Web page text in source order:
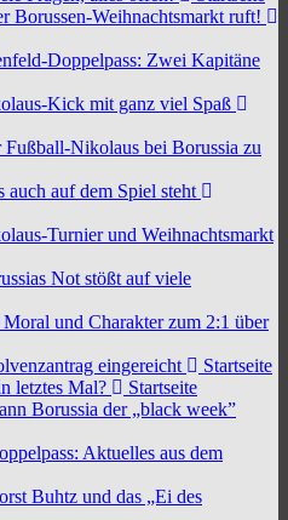
Borussen-Weihnachtsmarkt ruft!
Doppelpass: Zwei Kapitäne
Kick mit ganz viel Spaß
Fußball-Nikolaus bei Borussia zu
auch auf dem Spiel steht
Turnier und Weihnachtsmarkt
Not stößt auf viele
und Charakter zum 2:1 über
eingereicht
Startseite
letztes Mal?
Startseite
Borussia der „black week”
Aktuelles aus dem
Buhtz und das „Ei des